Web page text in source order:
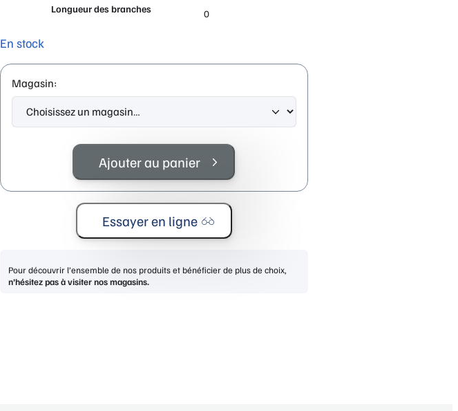
Longueur des branches
0
En stock
Magasin:
Ajouter au panier
Essayer en ligne
Pour découvrir l’ensemble de nos produits et bénéficier de plus de choix,
n’hésitez pas à visiter nos magasins.